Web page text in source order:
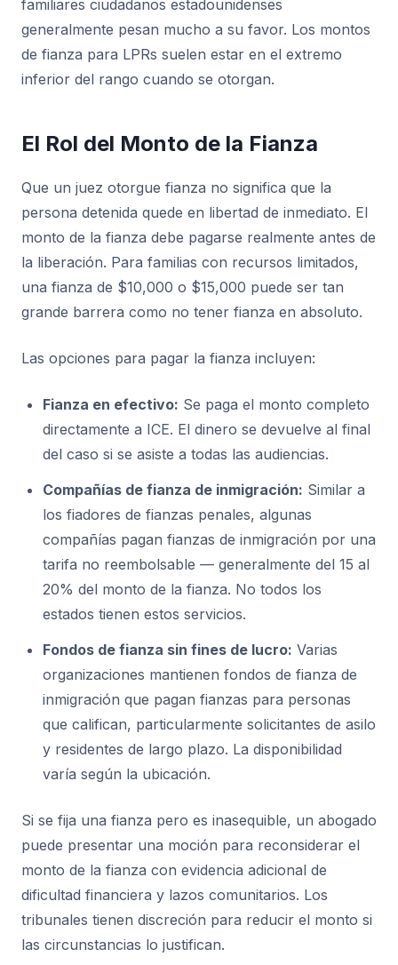
familiares ciudadanos estadounidenses
generalmente pesan mucho a su favor. Los montos
de fianza para LPRs suelen estar en el extremo
inferior del rango cuando se otorgan.
El Rol del Monto de la Fianza
Que un juez otorgue fianza no significa que la
persona detenida quede en libertad de inmediato. El
monto de la fianza debe pagarse realmente antes de
la liberación. Para familias con recursos limitados,
una fianza de $10,000 o $15,000 puede ser tan
grande barrera como no tener fianza en absoluto.
Las opciones para pagar la fianza incluyen:
Fianza en efectivo: Se paga el monto completo
directamente a ICE. El dinero se devuelve al final
del caso si se asiste a todas las audiencias.
Compañías de fianza de inmigración: Similar a
los fiadores de fianzas penales, algunas
compañías pagan fianzas de inmigración por una
tarifa no reembolsable — generalmente del 15 al
20% del monto de la fianza. No todos los
estados tienen estos servicios.
Fondos de fianza sin fines de lucro: Varias
organizaciones mantienen fondos de fianza de
inmigración que pagan fianzas para personas
que califican, particularmente solicitantes de asilo
y residentes de largo plazo. La disponibilidad
varía según la ubicación.
Si se fija una fianza pero es inasequible, un abogado
puede presentar una moción para reconsiderar el
monto de la fianza con evidencia adicional de
dificultad financiera y lazos comunitarios. Los
tribunales tienen discreción para reducir el monto si
las circunstancias lo justifican.